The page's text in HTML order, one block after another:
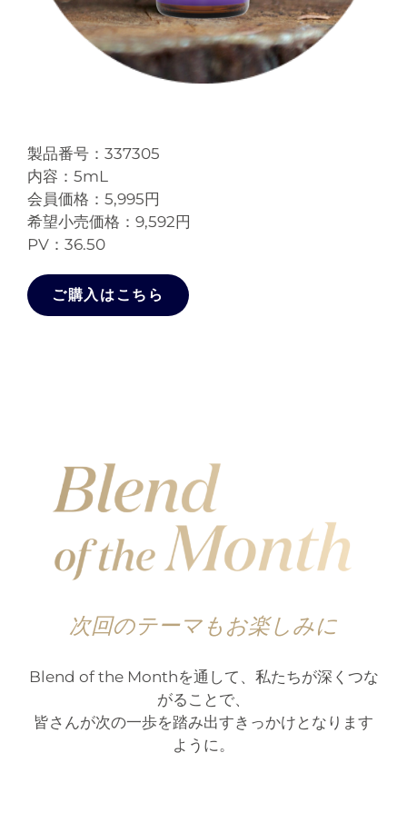
製品番号：337305
内容：5mL
会員価格：5,995円
希望小売価格：9,592円
PV：36.50
ご購入はこちら
次回のテーマもお楽しみに
Blend of the Monthを通して、私たちが深くつな
がることで、
皆さんが次の一歩を踏み出すきっかけとなります
ように。